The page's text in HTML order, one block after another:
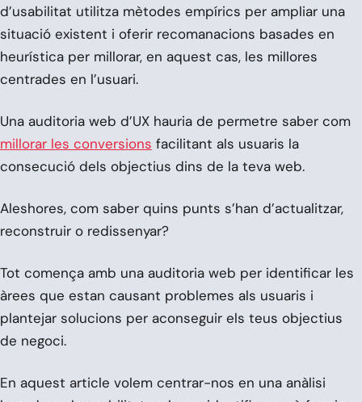
d’usabilitat utilitza mètodes empírics per ampliar una
situació existent i oferir recomanacions basades en
heurística per millorar, en aquest cas, les millores
centrades en l’usuari.
Una auditoria web d’UX hauria de permetre saber com
millorar les conversions facilitant als usuaris la
consecució dels objectius dins de la teva web.
Aleshores, com saber quins punts s’han d’actualitzar,
reconstruir o redissenyar?
Tot comença amb una auditoria web per identificar les
àrees que estan causant problemes als usuaris i
plantejar solucions per aconseguir els teus objectius
de negoci.
En aquest article volem centrar-nos en una anàlisi